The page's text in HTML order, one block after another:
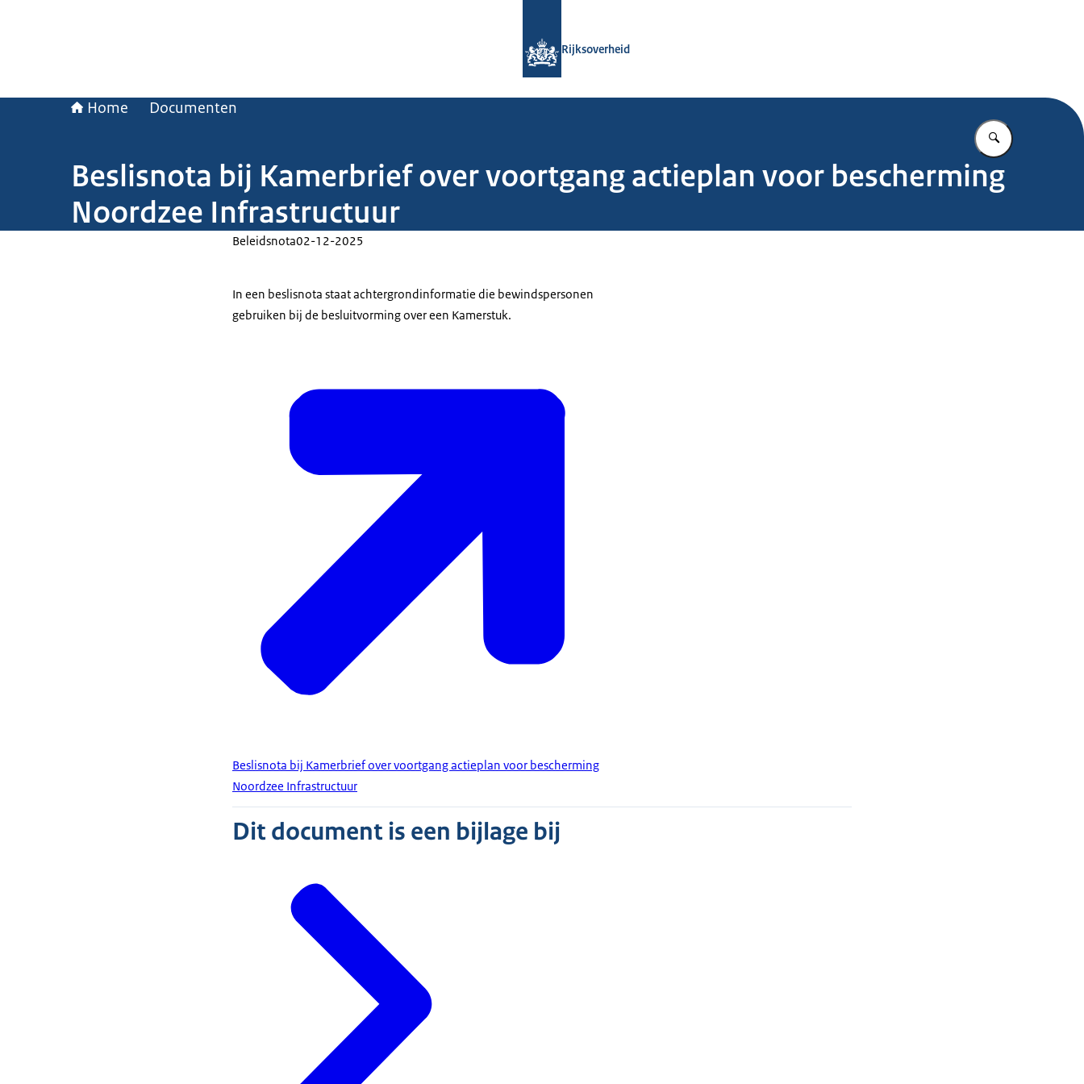
Rijksoverheid
Home Documenten
Vul in wat u
Beslisnota bij Kamerbrief over voortgang actieplan voor bescherming
Noordzee Infrastructuur
Beleidsnota02-12-2025
In een beslisnota staat achtergrondinformatie die bewindspersonen
gebruiken bij de besluitvorming over een Kamerstuk.
Beslisnota bij Kamerbrief over voortgang actieplan voor bescherming
Noordzee Infrastructuur
Dit document is een bijlage bij